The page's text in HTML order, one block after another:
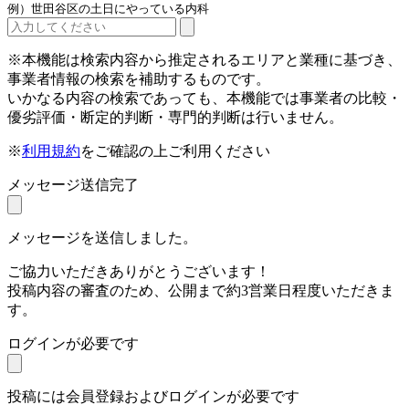
例）世田谷区の土日にやっている内科
※本機能は検索内容から推定されるエリアと業種に基づき、
事業者情報の検索を補助するものです。
いかなる内容の検索であっても、本機能では事業者の比較・
優劣評価・断定的判断・専門的判断は行いません。
※利用規約をご確認の上ご利用ください
メッセージ送信完了
メッセージを送信しました。
ご協力いただきありがとうございます！
投稿内容の審査のため、公開まで約3営業日程度いただきま
す。
ログインが必要です
投稿には会員登録およびログインが必要です